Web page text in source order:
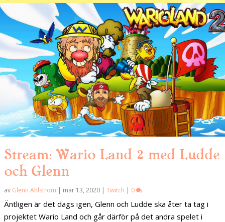
Stream: Wario Land 2 med Ludde
och Glenn
av Glenn Ahlström | mar 13, 2020 | Twitch | 0
Äntligen är det dags igen, Glenn och Ludde ska åter ta tag i
projektet Wario Land och går därför på det andra spelet i